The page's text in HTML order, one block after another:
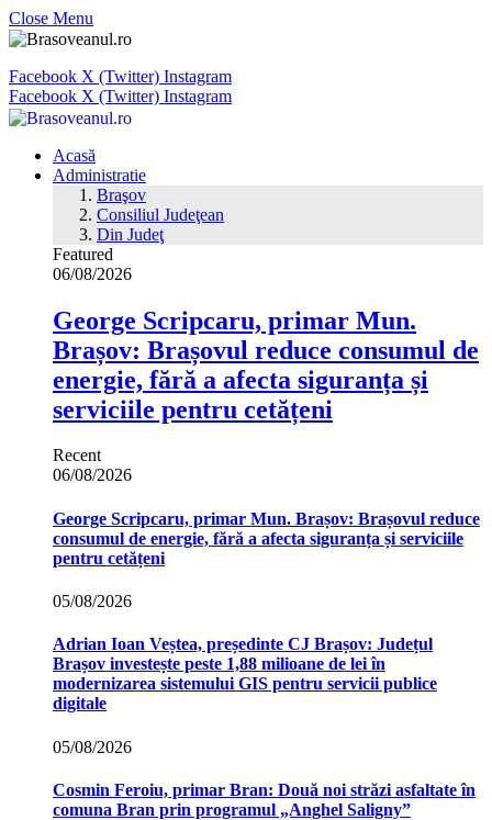
Close Menu
Facebook X (Twitter) Instagram
Facebook X (Twitter) Instagram
Acasă
Administratie
Braşov
Consiliul Judeţean
Din Judeţ
Featured
06/08/2026
George Scripcaru, primar Mun.
Brașov: Brașovul reduce consumul de
energie, fără a afecta siguranța și
serviciile pentru cetățeni
Recent
06/08/2026
George Scripcaru, primar Mun. Brașov: Brașovul reduce
consumul de energie, fără a afecta siguranța și serviciile
pentru cetățeni
05/08/2026
Adrian Ioan Veștea, președinte CJ Brașov: Județul
Brașov investește peste 1,88 milioane de lei în
modernizarea sistemului GIS pentru servicii publice
digitale
05/08/2026
Cosmin Feroiu, primar Bran: Două noi străzi asfaltate în
comuna Bran prin programul „Anghel Saligny”